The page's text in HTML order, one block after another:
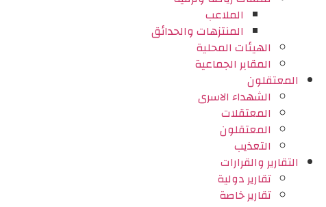
الملاعب
المنتزهات والحدائق
الهيئات المحلية
المقابر الجماعية
المعتقلون
الشهداء الاسرى
المعتقلات
المعتقلون
التعذيب
التقارير والقرارات
تقارير دولية
تقارير خاصة